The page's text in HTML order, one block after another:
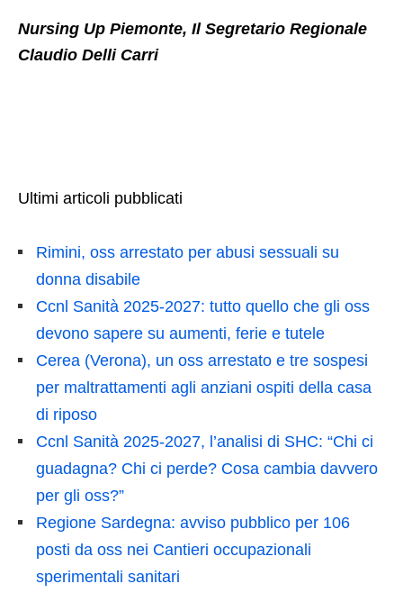
Nursing Up Piemonte, Il Segretario Regionale
Claudio Delli Carri
Ultimi articoli pubblicati
Rimini, oss arrestato per abusi sessuali su
donna disabile
Ccnl Sanità 2025-2027: tutto quello che gli oss
devono sapere su aumenti, ferie e tutele
Cerea (Verona), un oss arrestato e tre sospesi
per maltrattamenti agli anziani ospiti della casa
di riposo
Ccnl Sanità 2025-2027, l’analisi di SHC: “Chi ci
guadagna? Chi ci perde? Cosa cambia davvero
per gli oss?”
Regione Sardegna: avviso pubblico per 106
posti da oss nei Cantieri occupazionali
sperimentali sanitari